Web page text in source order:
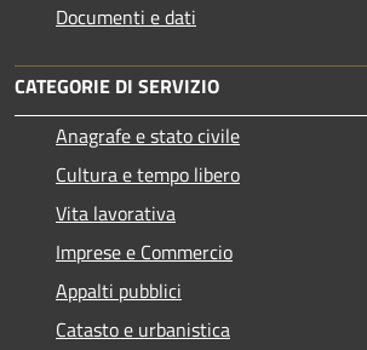
Documenti e dati
CATEGORIE DI SERVIZIO
Anagrafe e stato civile
Cultura e tempo libero
Vita lavorativa
Imprese e Commercio
Appalti pubblici
Catasto e urbanistica